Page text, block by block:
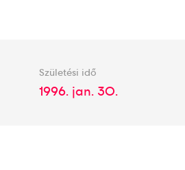
Születési idő
1996. jan. 30.